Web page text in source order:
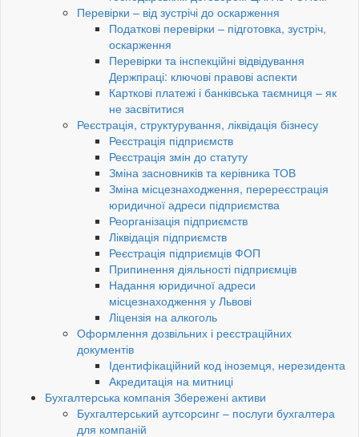
Перевірки – від зустрічі до оскарження
Податкові перевірки – підготовка, зустріч,
оскарження
Перевірки та інспекційні відвідування
Держпраці: ключові правові аспекти
Карткові платежі і банківська таємниця – як
не засвітитися
Реєстрація, структурування, ліквідація бізнесу
Реєстрація підприємств
Реєстрація змін до статуту
Зміна засновників та керівника ТОВ
Зміна місцезнаходження, перереєстрація
юридичної адреси підприємства
Реорганізація підприємств
Ліквідація підприємств
Реєстрація підприємців ФОП
Припинення діяльності підприємців
Надання юридичної адреси
місцезнаходження у Львові
Ліцензія на алкоголь
Оформлення дозвільних і реєстраційних
документів
Ідентифікаційний код іноземця, нерезидента
Акредитація на митниці
Бухгалтерська компанія Збережені активи
Бухгалтерський аутсорсинг – послуги бухгалтера
для компаній